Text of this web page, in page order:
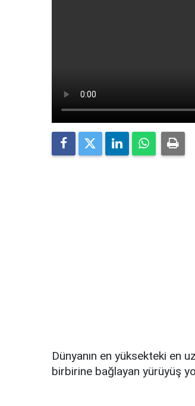
Dünyanın en yüksekteki en
birbirine bağlayan yürüyüş